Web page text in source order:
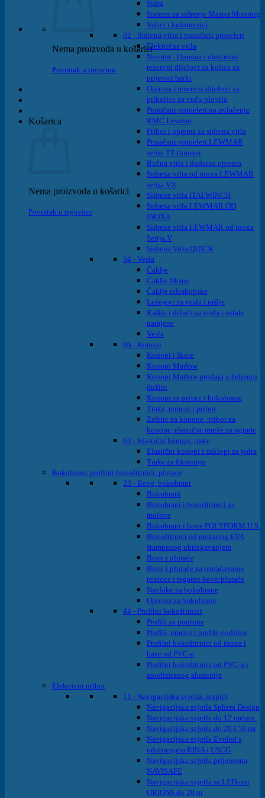
Nema proizvoda u košarici
Povratak u trgovinu
Košarica
Nema proizvoda u košarici
Povratak u trgovinu
Sidra
Sistemi za sidrenje Master Mooring
Valjci i koloturnici
02 - Sidrena vitla i pramčani propeleri
Električna vitla
Novitet - Oprema i električni
rezervni dijelovi za kolica za
prijevoz barki
Oprema i rezervni dijelovi za
prikolice za vuču plovila
Pramčani propeleri na uvlačenje
RMC Lewmar
Pribor i oprema za sidrena vitla
Prmačani propeleri LEWMAR
serije TT thruster
Ručna vitla i dodatna oprema
Sidrena vilta od inoxa LEWMAR
serija VX
Sidrena vitla ITALWINCH
Sidrena vitla LEWMAR OD
INOXA
Sidrena vitla LEWMAR od inoxa
Serija V
Sidrena Vitla QUICK
34 - Vesla
Čaklje
Čaklje fiksne
Čaklje teleskopske
Ležejevi za vesla i rašlje
Rašlje i držači za vesla i ostale
namjene
Vesla
06 - Konopi
Konopi i škote
Konopi Marlow
Konopi Marlow prodaja u željenoj
dužini
Konopi za privez i bokobrane
Trake, remeni i pribor
Zaštite za konope, pribor za
konope, elastične mreže za ograde
63 - Elastični konopi, trake
Elastični konopi i zaklopi za jedra
Trake za fiksiranje
Bokobrani, profilni bokoštitnici, plutace
33 - Bove, bokobrani
Bokobrani
Bokobrani i bokoštitnici za
molove
Bokobrani i bove POLYFORM U.S.
Bokoštitnici od mekanog EVA
štampanog ubrizgavanjem
Bove i plutače
Bove i plutače za označavanje
ronioca i regatne bove/plutače
Navlake za bokobrane
Oprema za bokobrane
44 - Profilni bokoštitnici
Profili za pontone
Profili, umetci i profili-vodilice
Profilni bokoštitnici od inoxa i
baze od PVC-a
Profilni bokoštitnici od PVC-a i
anodiziranog aluminija
Elektricni pribor
11 - Navigacijska svjetla, stupići
Navigacijska svjetla Sphera Design
Navigacijska svjetla do 12 metara.
Navigacijska svjetla do 20 i 50 mt
Navigacijska svjetla Evoled s
odobrenjem RINA i USCG
Navigacijska svjetla prijenosna
NAVISAFE
Navigacijska svjetla sa LED-om
ORIONS do 20 m